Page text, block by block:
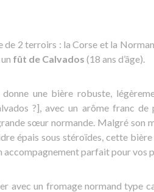
2 terroirs : la Corse et la
fût de Calvados (18 ans d’âge).
une bière robuste,
?], avec un arôme franc de
sœur normande. Malgré son
épais sous stéroïdes, cette
accompagnement parfait pour vos
avec un fromage normand type